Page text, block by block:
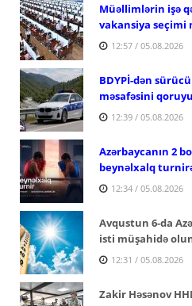
Müəllimlərin işə
vakansiya seçimi
12:57 / 05.08.2026
BDYPİ-dən
məsafəsini
12:39 / 05.08.2026
Azərbaycanın 2
beynəlxalq
12:34 / 05.08.2026
Avqustun 6-da
isti müşahidə
12:31 / 05.08.2026
Zakir Həsənov